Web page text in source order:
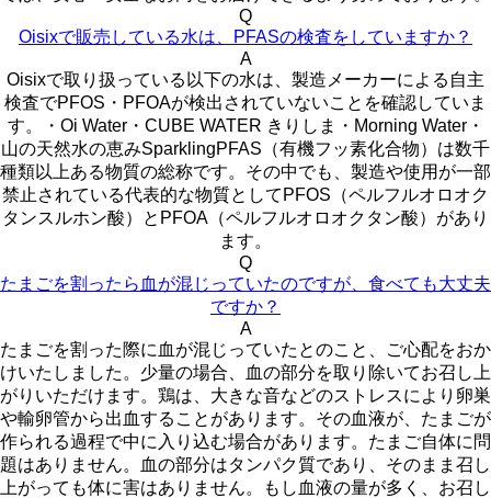
Q
Oisixで販売している水は、PFASの検査をしていますか？
A
Oisixで取り扱っている以下の水は、製造メーカーによる自主
検査でPFOS・PFOAが検出されていないことを確認していま
す。・Oi Water・CUBE WATER きりしま・Morning Water・
山の天然水の恵みSparklingPFAS（有機フッ素化合物）は数千
種類以上ある物質の総称です。その中でも、製造や使用が一部
禁止されている代表的な物質としてPFOS（ペルフルオロオク
タンスルホン酸）とPFOA（ペルフルオロオクタン酸）があり
ます。
Q
たまごを割ったら血が混じっていたのですが、食べても大丈夫
ですか？
A
たまごを割った際に血が混じっていたとのこと、ご心配をおか
けいたしました。少量の場合、血の部分を取り除いてお召し上
がりいただけます。鶏は、大きな音などのストレスにより卵巣
や輸卵管から出血することがあります。その血液が、たまごが
作られる過程で中に入り込む場合があります。たまご自体に問
題はありません。血の部分はタンパク質であり、そのまま召し
上がっても体に害はありません。もし血液の量が多く、お召し